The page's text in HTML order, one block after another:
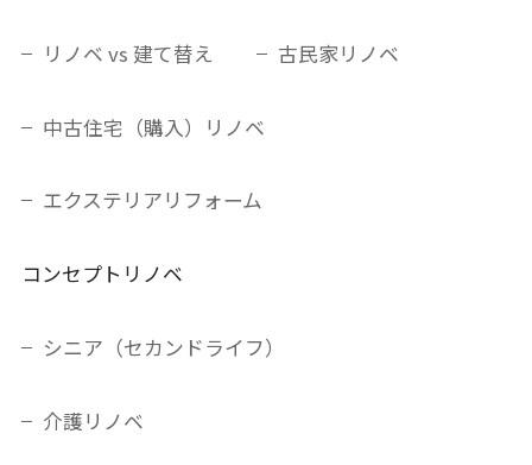
リノベ vs 建て替え 古民家リノベ
中古住宅（購入）リノベ
エクステリアリフォーム
コンセプトリノベ
シニア（セカンドライフ）
介護リノベ